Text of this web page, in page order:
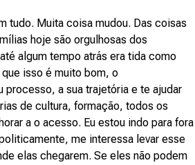
tudo. Muita coisa mudou. Das coisas
hoje são orgulhosas dos
algum tempo atrás era tida como
isso é muito bom, o
processo, a sua trajetória e te ajudar
de cultura, formação, todos os
a o acesso. Eu estou indo para fora
me interessa levar esse
elas chegarem. Se eles não podem